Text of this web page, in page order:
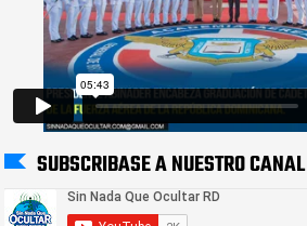
SUBSCRIBASE A NUESTRO CANAL